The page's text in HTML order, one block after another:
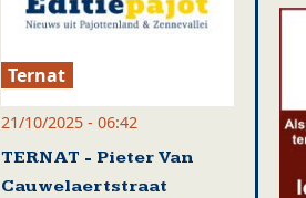
Ternat
21/10/2025 - 06:42
TERNAT - Pieter Van
Cauwelaertstraat